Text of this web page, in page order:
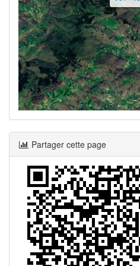
Partager cette page